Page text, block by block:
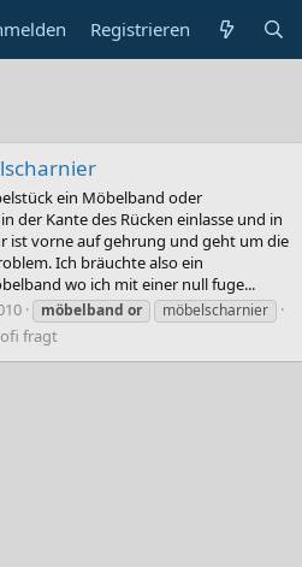
Registrieren
ein Möbelband oder
der Kante des Rücken einlasse und in
ist vorne auf gehrung und geht um die
Ich bräuchte also ein
wo ich mit einer null fuge...
möbelband or möbelscharnier
fragt